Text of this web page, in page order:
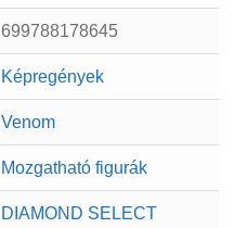
699788178645
Képregények
Venom
Mozgatható figurák
DIAMOND SELECT